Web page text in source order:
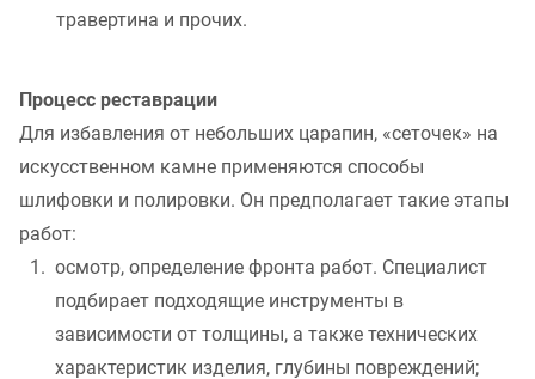
травертина и прочих.
Процесс реставрации
Для избавления от небольших царапин, «сеточек» на
искусственном камне применяются способы
шлифовки и полировки. Он предполагает такие этапы
работ:
осмотр, определение фронта работ. Специалист
подбирает подходящие инструменты в
зависимости от толщины, а также технических
характеристик изделия, глубины повреждений;